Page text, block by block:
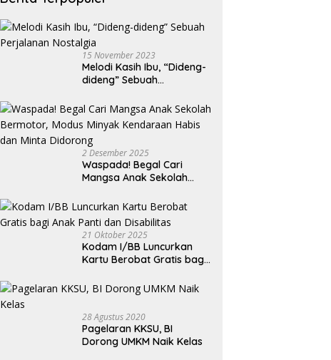
15 November 2023
Melodi Kasih Ibu, “Dideng-
dideng” Sebuah
2 Desember 2025
Waspada! Begal Cari
Mangsa Anak Sekolah
Kendaraan Habis dan
Minta Didorong
21 Oktober 2025
Kodam I/BB Luncurkan
Kartu Berobat Gratis bagi
28 Agustus 2020
Pagelaran KKSU, BI
Dorong UMKM Naik Kelas